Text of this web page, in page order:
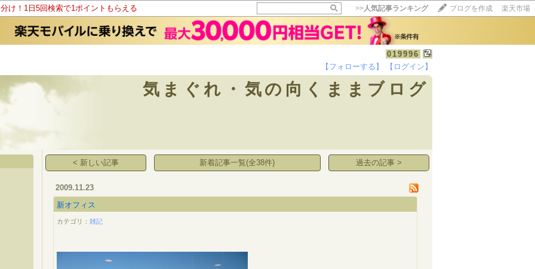
け！1日5回検索で1ポイントもらえる >>人気記事ランキング ブログを作成 楽天市場
019996
【フォローする】 【ログイン】
気まぐれ・気の向くままブログ15記事にいいね！で1ポイント
< 新しい記事 新着記事一覧(全38件) 過去の記事 >
2009.11.23
新オフィス
カテゴリ：雑記